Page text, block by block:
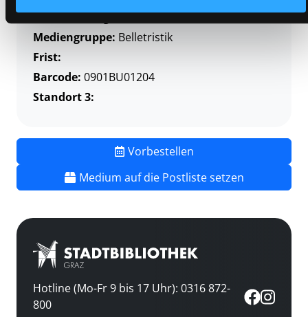
Vorbestellungen:0
Mediengruppe: Belletristik
Frist:
Barcode: 0901BU01204
Standort 3:
Vorbestellen
Medium auf die Postliste setzen
Hotline (Mo-Fr 9 bis 17 Uhr): 0316 872-
800